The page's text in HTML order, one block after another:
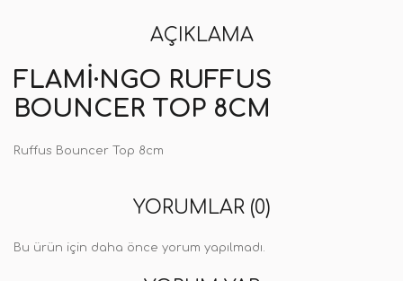
AÇIKLAMA
FLAMI·NGO RUFFUS
BOUNCER TOP 8CM
Ruffus Bouncer Top 8cm
YORUMLAR (0)
Bu ürün için daha önce yorum yapılmadı.